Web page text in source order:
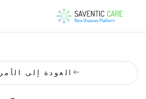
العودة إلى الأمراض